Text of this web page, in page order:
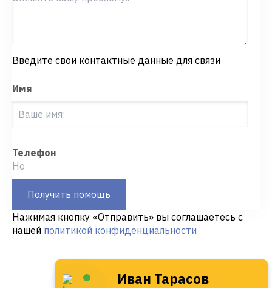
Введите свои контактные данные для связи
Имя
Телефон
Получить помощь
Нажимая кнопку «Отправить» вы соглашаетесь с
нашей политикой конфиденциальности
Иван Тарасов